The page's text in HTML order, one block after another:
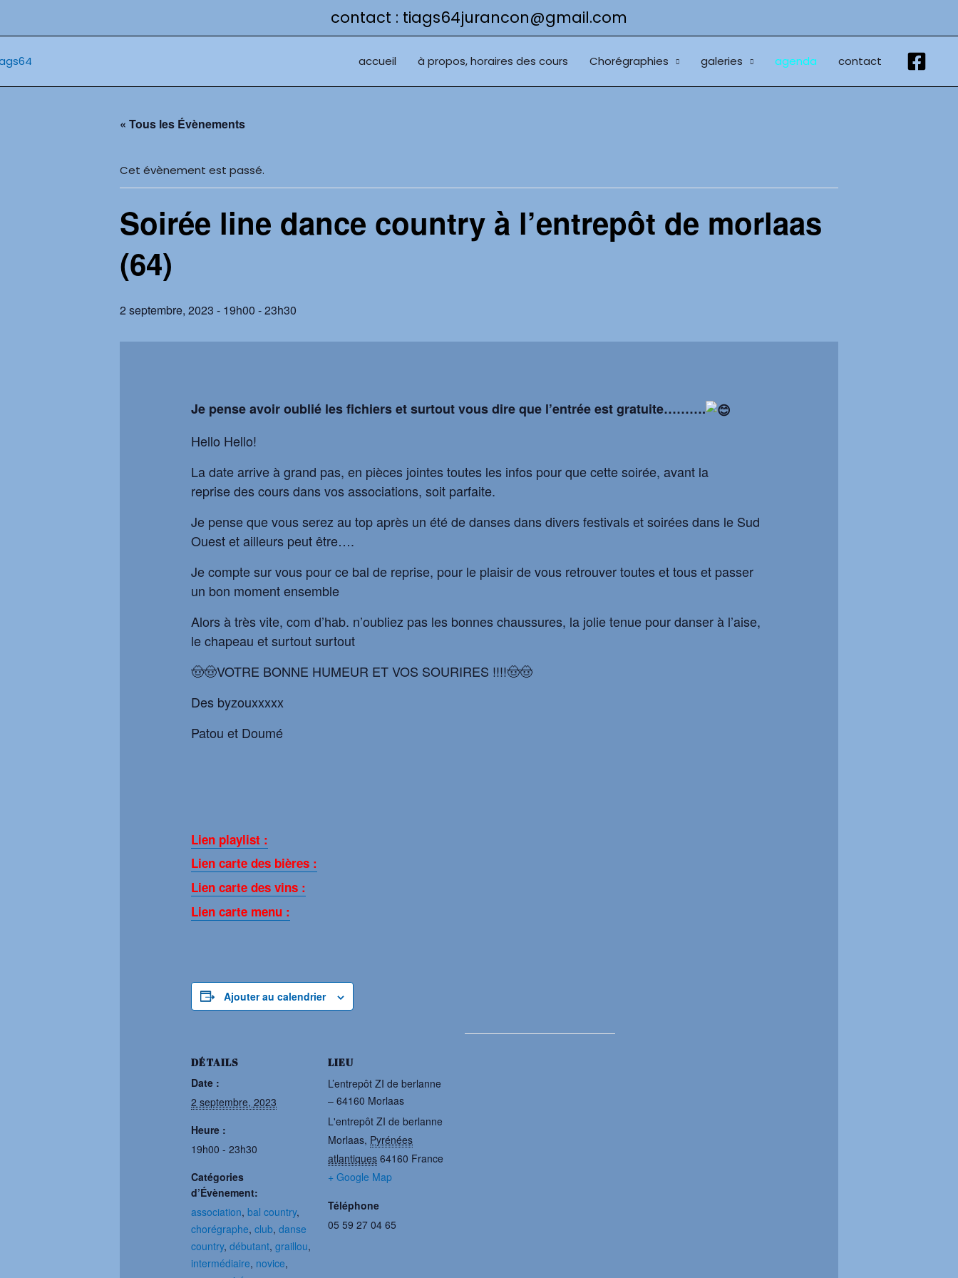
contact : tiags64jurancon@gmail.com
accueil à propos, horaires des cours Chorégraphies galeries agenda contact
« Tous les Évènements
Cet évènement est passé.
Soirée line dance country à l’entrepôt de morlaas
(64)
2 septembre, 2023 - 19h00 -23h30
Je pense avoir oublié les fichiers et surtout vous dire que l’entrée est gratuite……….
Hello Hello!
La date arrive à grand pas, en pièces jointes toutes les infos pour que cette soirée, avant la
reprise des cours dans vos associations, soit parfaite.
Je pense que vous serez au top après un été de danses dans divers festivals et soirées dans le Sud
Ouest et ailleurs peut être….
Je compte sur vous pour ce bal de reprise, pour le plaisir de vous retrouver toutes et tous et passer
un bon moment ensemble
Alors à très vite, com d’hab. n’oubliez pas les bonnes chaussures, la jolie tenue pour danser à l’aise,
le chapeau et surtout surtout
🤠🤠VOTRE BONNE HUMEUR ET VOS SOURIRES !!!!🤠🤠
Des byzouxxxxx
Patou et Doumé
Lien playlist :
Lien carte des bières :
Lien carte des vins :
Lien carte menu :
Ajouter au calendrier
DÉTAILS
Date :
2 septembre, 2023
Heure :
19h00 - 23h30
Catégories
d’Évènement:
association,bal country,
chorégraphe,club,danse
country,débutant,graillou,
intermédiaire, novice,
LIEU
L’entrepôt ZI de berlanne
– 64160 Morlaas
L'entrepôt ZI de berlanne
Morlaas, Pyrénées
atlantiques 64160 France
+ Google Map
Téléphone
05 59 27 04 65